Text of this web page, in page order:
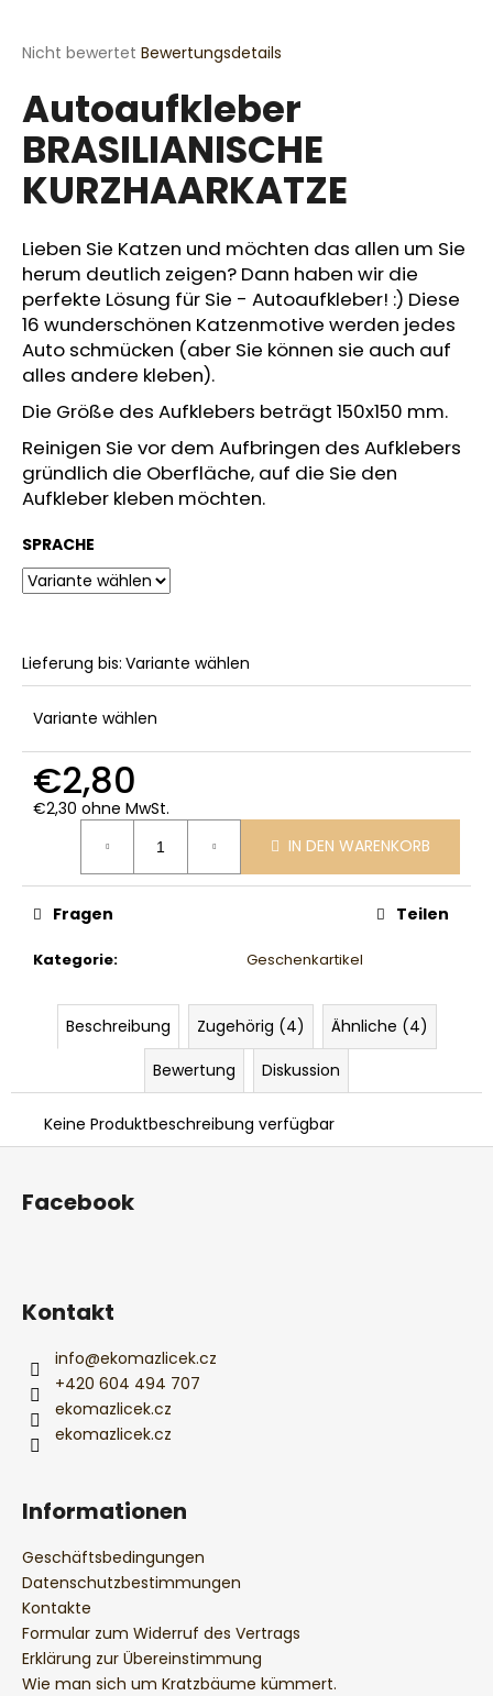
Die
Produktbewertung
ist
0,0
von
5
Sternen.
Nicht bewertet Bewertungsdetails
Autoaufkleber
BRASILIANISCHE
KURZHAARKATZE
Lieben Sie Katzen und möchten das allen um Sie
herum deutlich zeigen? Dann haben wir die
perfekte Lösung für Sie - Autoaufkleber! :) Diese
16 wunderschönen Katzenmotive werden jedes
Auto schmücken (aber Sie können sie auch auf
alles andere kleben).
Die Größe des Aufklebers beträgt 150x150 mm.
Reinigen Sie vor dem Aufbringen des Aufklebers
gründlich die Oberfläche, auf die Sie den
Aufkleber kleben möchten.
SPRACHE
Lieferung bis: Variante wählen
Variante wählen
€2,80
€2,30 ohne MwSt.
Verkaufspreis:
IN DEN WARENKORB
Kategorie: Geschenkartikel
Fragen Teilen
Beschreibung Zugehörig (4)
Ähnliche (4)
Bewertung
Diskussion
Keine Produktbeschreibung verfügbar
W
i
e
m
p
f
e
h
e
n
F
Facebook
Kontakt
info@ekomazlicek.cz
+420 604 494 707
ekomazlicek.cz
ekomazlicek.cz
Informationen
Geschäftsbedingungen
Datenschutzbestimmungen
Kontakte
Formular zum Widerruf des Vertrags
Erklärung zur Übereinstimmung
Wie man sich um Kratzbäume kümmert.